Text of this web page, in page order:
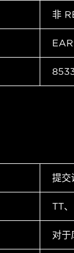
非
提交
TT
对于